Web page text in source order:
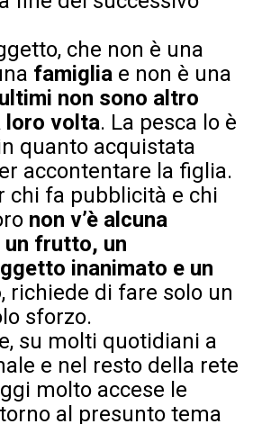
che non è una
famiglia e non è una
non sono altro
loro volta. La pesca lo è
quanto acquistata
accontentare la figlia.
chi fa pubblicità e chi
non v’è alcuna
frutto, un
inanimato e un
, richiede di fare solo un
sforzo.
su molti quotidiani a
e nel resto della rete
molto accese le
al presunto tema